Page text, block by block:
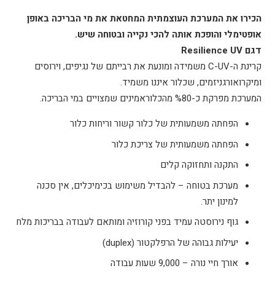
הכירו את המערכת העוצמתית המחטאת את מי הבריכה באופן
אופטימלי והופכת אותה להכי נקייה ובטוחה שיש.
דגם Resilience UV
קרינת ה-C-UV משמידה ומונעת את רבייתם של נגיפים, וירוסים
ומיקרואורגניזמים, שכלור איננו משמיד.
המערכת מפרקת כ-%80 מהכלוראמינים שמצויים במי הבריכה.
הפחתה משמעותית של כלור קשור וריחות כלור
הפחתה משמעותית של צריכת כלור
התקנה ותחזוקה קלים
מערכת בטוחה – להבדיל משימוש בכימיכלים, אין סכנה
למינון יתר.
גוף נירוסטה עמיד בפני קורוזיה ומותאם לעבודה בבריכות מלח
יעילות גבוהה של הרפלקטור (duplex)
אורך חיי נורה – 9,000 שעות עבודה